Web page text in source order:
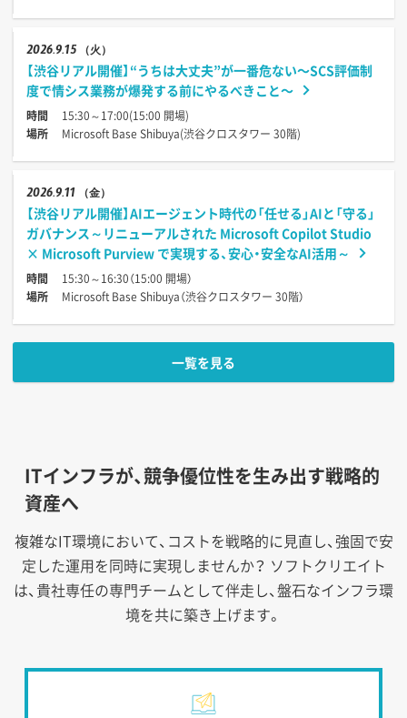
20269.15 （火）
【渋谷リアル開催】“うちは大丈夫”が一番危ない〜SCS評価制
度で情シス業務が爆発する前にやるべきこと〜
時間
15:30～17:00(15:00 開場)
場所
Microsoft Base Shibuya(渋谷クロスタワー 30階)
20269.11 （金）
【渋谷リアル開催】AIエージェント時代の「任せる」AIと「守る」
ガバナンス～リニューアルされた Microsoft Copilot Studio
× Microsoft Purview で実現する、安心・安全なAI活用～
時間
15:30～16:30（15:00 開場）
場所
Microsoft Base Shibuya（渋谷クロスタワー 30階）
一覧を見る
ITインフラが、競争優位性を生み出す戦略的
資産へ
複雑なIT環境において、コストを戦略的に見直し、強固で安
定した運用を同時に実現しませんか？ ソフトクリエイト
は、貴社専任の専門チームとして伴走し、盤石なインフラ環
境を共に築き上げます。